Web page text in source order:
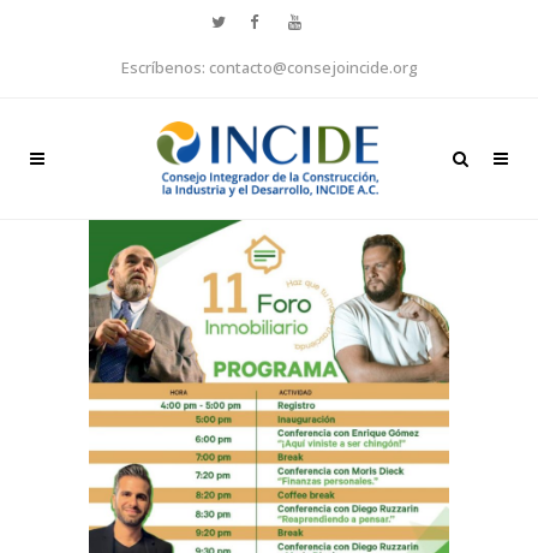
Escríbenos: contacto@consejoincide.org